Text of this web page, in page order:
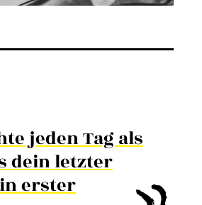
jeden Tag als
dein letzter
erster